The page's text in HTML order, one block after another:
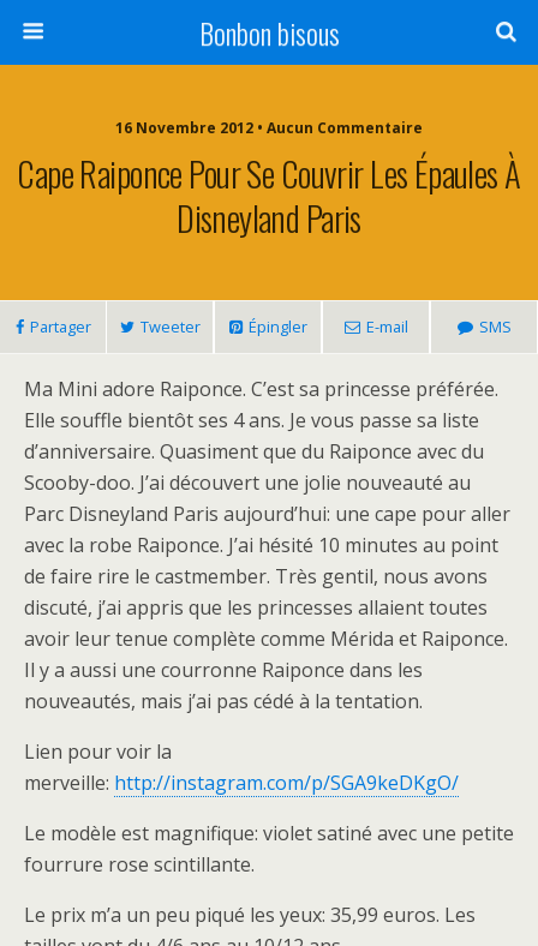
Bonbon bisous
16 Novembre 2012 • Aucun Commentaire
Cape Raiponce Pour Se Couvrir Les Épaules À
Disneyland Paris
Partager Tweeter Épingler E-mail SMS
Ma Mini adore Raiponce. C’est sa princesse préférée.
Elle souffle bientôt ses 4 ans. Je vous passe sa liste
d’anniversaire. Quasiment que du Raiponce avec du
Scooby-doo. J’ai découvert une jolie nouveauté au
Parc Disneyland Paris aujourd’hui: une cape pour aller
avec la robe Raiponce. J’ai hésité 10 minutes au point
de faire rire le castmember. Très gentil, nous avons
discuté, j’ai appris que les princesses allaient toutes
avoir leur tenue complète comme Mérida et Raiponce.
Il y a aussi une courronne Raiponce dans les
nouveautés, mais j’ai pas cédé à la tentation.
Lien pour voir la
merveille: http://instagram.com/p/SGA9keDKgO/
Le modèle est magnifique: violet satiné avec une petite
fourrure rose scintillante.
Le prix m’a un peu piqué les yeux: 35,99 euros. Les